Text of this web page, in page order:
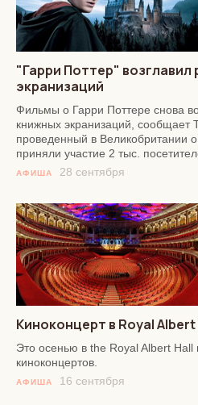
"Гарри Поттер" возглавил
экранизаций
Фильмы о Гарри Поттере снова
книжных экранизаций, сообщает
проведенный в Великобритании
приняли участие 2 тыс.
АФИША 28 сентября
Киноконцерт в Royal Albert
Это осенью в the Royal Albert Hall
киноконцертов.
АФИША 16 сентября